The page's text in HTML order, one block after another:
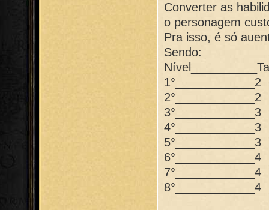
Converter as
o personagem
Pra isso, é só
Sendo:
1°____________2
2°____________2
3°____________3
4°____________3
5°____________3
6°____________4
7°____________4
8°____________4